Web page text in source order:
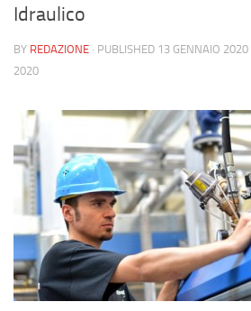
Idraulico
BY REDAZIONE · PUBLISHED 13 GENNAIO 2020
2020